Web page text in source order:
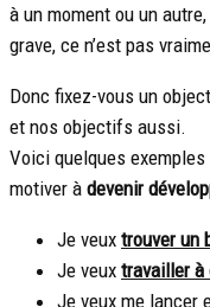
à un moment ou un
grave, ce n’est pas
Donc fixez-vous un
et nos objectifs aussi.
Voici quelques
motiver à devenir
Je veux trouver un
Je veux travailler à
Je veux me lancer